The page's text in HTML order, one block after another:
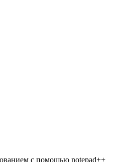
с помощью notepad++